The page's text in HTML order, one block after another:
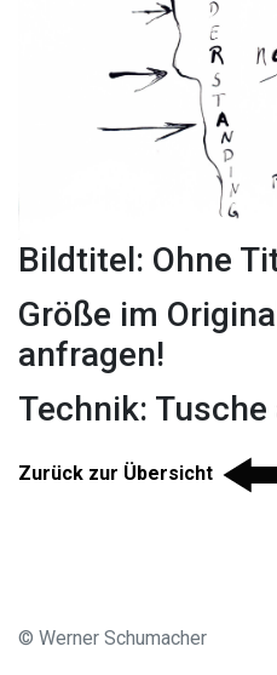
Bildtitel: Ohne
Größe im
anfragen!
Technik:
Zurück zur Übersicht
© Werner Schumacher